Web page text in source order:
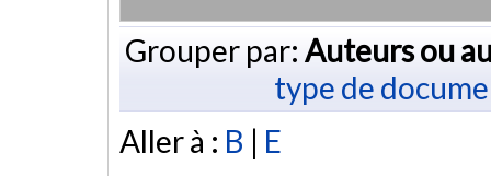
Grouper par: Auteurs ou
type de
Aller à : B | E